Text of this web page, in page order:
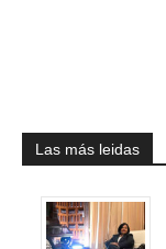
Las más leidas